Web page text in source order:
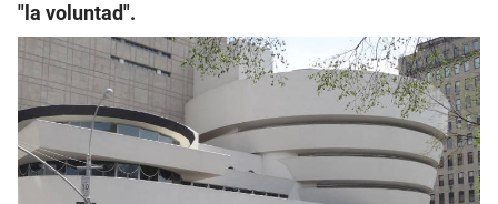
"la voluntad".